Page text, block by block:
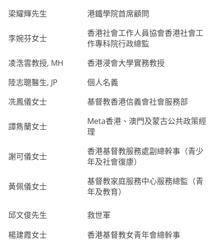
梁耀輝先生
港鐵學院首席顧問
李婉芬女士
香港社會工作人員協會香港社會工
作專科院行政總監
凌浩雲教授, MH
香港浸會大學實務教授
陸志聰醫生, JP
個人名義
冼鳳儀女士
基督教香港信義會社會服務部
譚雋蘭女士 Meta香港、澳門及蒙古公共政策經
理
謝可儀女士
香港基督教服務處副總幹事（青少
年及社會復康）
黃佩儀女士
基督教家庭服務中心服務總監（青
年及教育）
邱文俊先生
救世軍
楊建霞女士
香港基督教女青年會總幹事